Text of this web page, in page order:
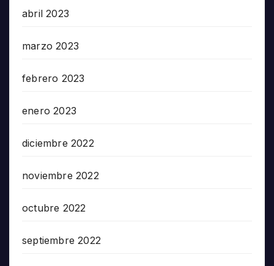
abril 2023
marzo 2023
febrero 2023
enero 2023
diciembre 2022
noviembre 2022
octubre 2022
septiembre 2022